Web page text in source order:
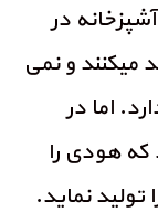
در
و نمی
اما در
هودی را
نماید.